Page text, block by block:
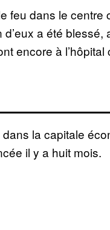
feu dans le
a été
encore à
dans la capitale
il y a huit mois.